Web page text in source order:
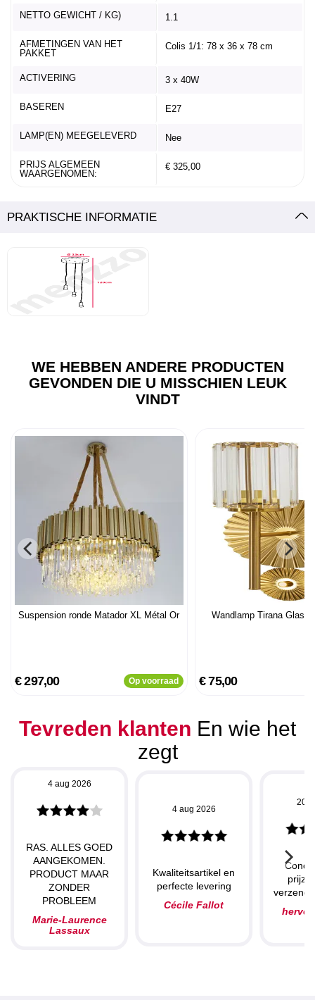
NETTO GEWICHT / KG) 1.1
AFMETINGEN VAN HET
PAKKET
Colis 1/1: 78 x 36 x 78 cm
ACTIVERING 3 x 40W
BASEREN E27
LAMP(EN) MEEGELEVERD Nee
PRIJS ALGEMEEN
WAARGENOMEN:
€ 325,00
PRAKTISCHE INFORMATIE
WE HEBBEN ANDERE PRODUCTEN
GEVONDEN DIE U MISSCHIEN LEUK
VINDT
Suspension ronde Matador XL Métal Or
€ 297,00 Op voorraad
Wandlamp Tirana Glas
€ 75,00
Tevreden klanten En wie het
zegt
4 aug 2026
RAS. ALLES GOED
AANGEKOMEN.
PRODUCT MAAR
ZONDER
PROBLEEM
Marie-Laurence
Lassaux
4 aug 2026
Kwaliteitsartikel en
perfecte levering
Cécile Fallot
20
herve